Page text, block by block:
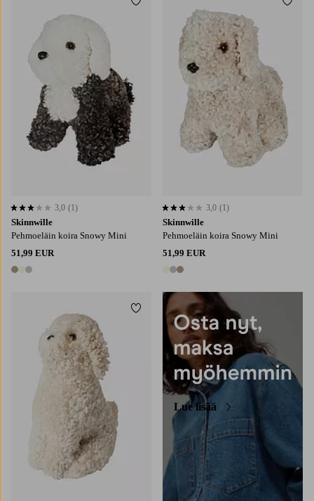
Skinnwille
Pehmoeläin koira Snowy Mini
51,99 EUR
3 värejä
3,0 perustuen 1 arvosanaan
3,0 (1)
Lisää suosikkeihin
Skinnwille
Pehmoeläin koira Snowy Mini
51,99 EUR
3 värejä
3,0 perustuen 1 arvosanaan
3,0 (1)
Lisää suosikkeihin
Lue lisää